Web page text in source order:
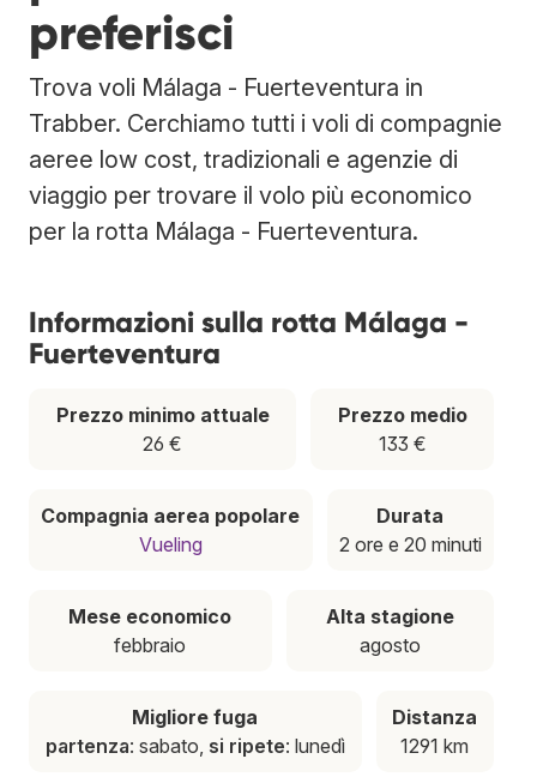
preferisci
Trova voli Málaga - Fuerteventura in
Trabber. Cerchiamo tutti i voli di compagnie
aeree low cost, tradizionali e agenzie di
viaggio per trovare il volo più economico
per la rotta Málaga - Fuerteventura.
Informazioni sulla rotta Málaga -
Fuerteventura
Prezzo minimo attuale
26 €
Prezzo medio
133 €
Compagnia aerea popolare
Vueling
Durata
2 ore e 20 minuti
Mese economico
febbraio
Alta stagione
agosto
Migliore fuga
partenza: sabato, si ripete: lunedì
Distanza
1291 km